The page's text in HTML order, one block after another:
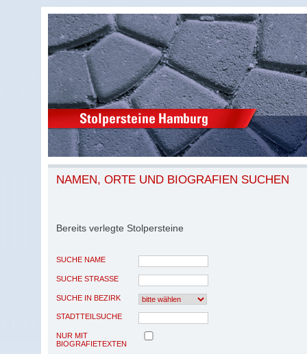
NAMEN, ORTE UND BIOGRAFIEN SUCHEN
Bereits verlegte Stolpersteine
SUCHE NAME
SUCHE STRASSE
SUCHE IN BEZIRK
STADTTEILSUCHE
NUR MIT
BIOGRAFIETEXTEN